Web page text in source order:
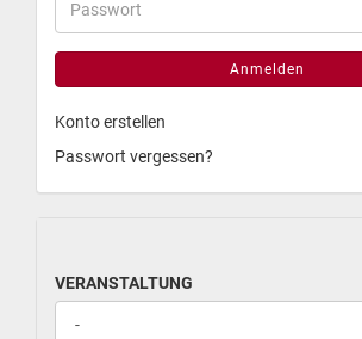
Anmelden
Konto erstellen
Passwort vergessen?
VERANSTALTUNG